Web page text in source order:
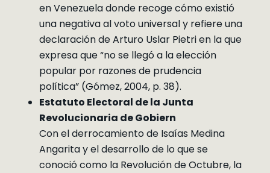
en Venezuela donde recoge cómo existió
una negativa al voto universal y refiere una
declaración de Arturo Uslar Pietri en la que
expresa que “no se llegó a la elección
popular por razones de prudencia
política” (Gómez, 2004, p. 38).
Estatuto Electoral de la Junta
Revolucionaria de Gobiern
Con el derrocamiento de Isaías Medina
Angarita y el desarrollo de lo que se
conoció como la Revolución de Octubre, la